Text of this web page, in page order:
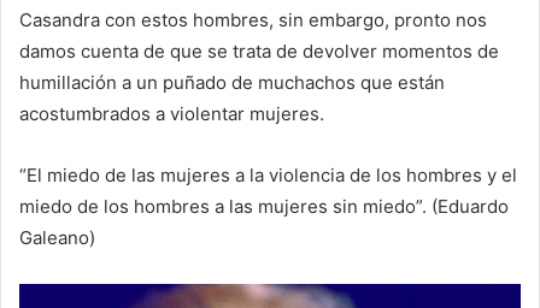
Casandra con estos hombres, sin embargo, pronto nos
damos cuenta de que se trata de devolver momentos de
humillación a un puñado de muchachos que están
acostumbrados a violentar mujeres.
“El miedo de las mujeres a la violencia de los hombres y el
miedo de los hombres a las mujeres sin miedo”. (Eduardo
Galeano)